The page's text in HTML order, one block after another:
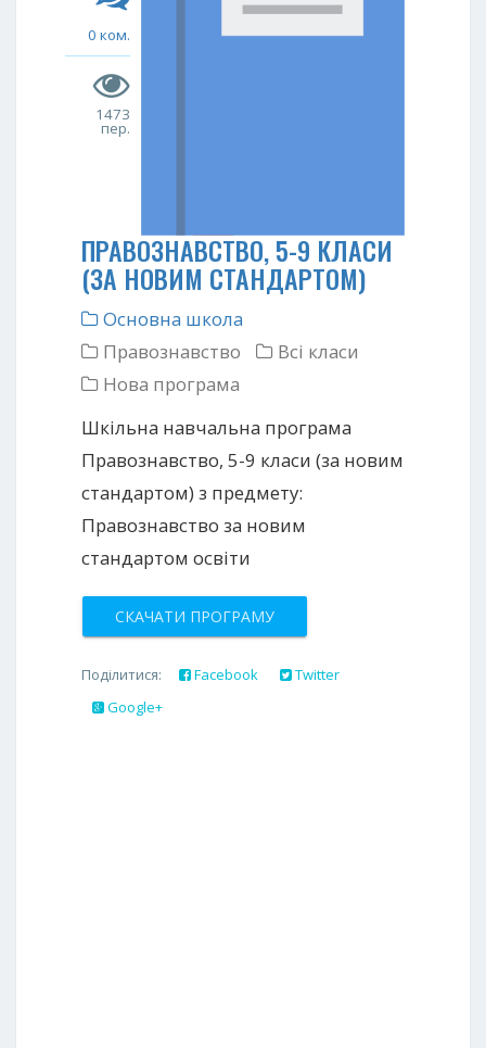
0 ком.
1473
пер.
ПРАВОЗНАВСТВО, 5-9 КЛАСИ
(ЗА НОВИМ СТАНДАРТОМ)
Основна школа
Правознавство
Всі класи
Нова програма
Шкільна навчальна програма
Правознавство, 5-9 класи (за новим
стандартом) з предмету:
Правознавство за новим
стандартом освіти
СКАЧАТИ ПРОГРАМУ
Поділитися: Facebook
Twitter
Google+